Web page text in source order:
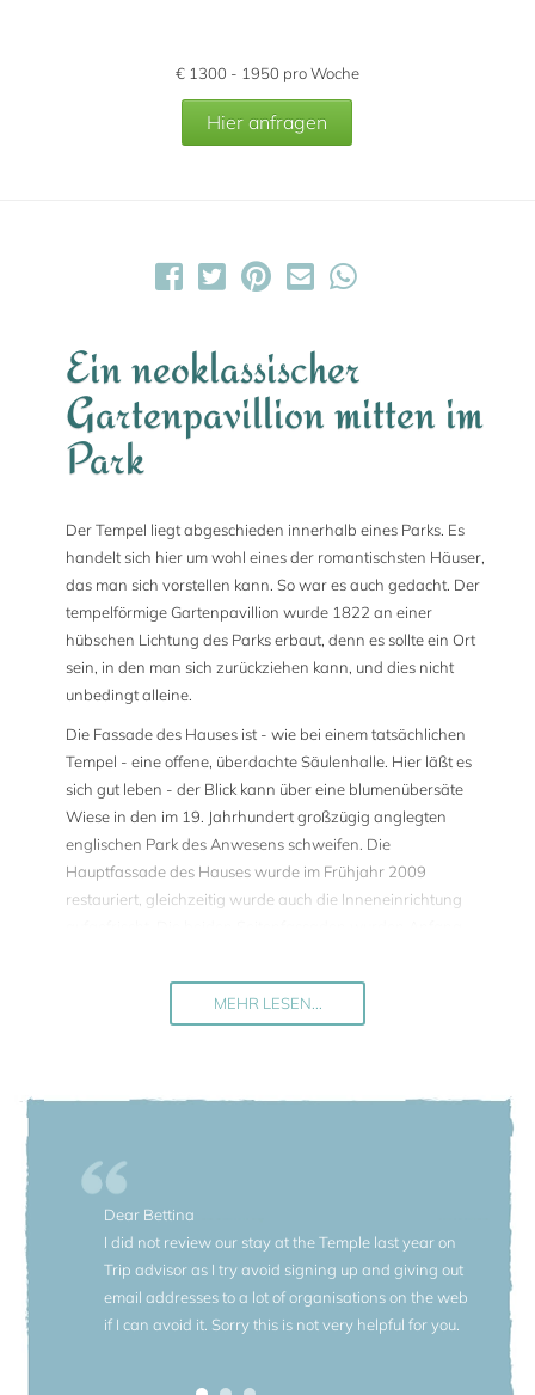
€ 1300 - 1950 pro Woche
Hier anfragen
Ein neoklassischer
Gartenpavillion mitten im
Park
Der Tempel liegt abgeschieden innerhalb eines Parks. Es
handelt sich hier um wohl eines der romantischsten Häuser,
das man sich vorstellen kann. So war es auch gedacht. Der
tempelförmige Gartenpavillion wurde 1822 an einer
hübschen Lichtung des Parks erbaut, denn es sollte ein Ort
sein, in den man sich zurückziehen kann, und dies nicht
unbedingt alleine.
Die Fassade des Hauses ist - wie bei einem tatsächlichen
Tempel - eine offene, überdachte Säulenhalle. Hier läßt es
sich gut leben - der Blick kann über eine blumenübersäte
Wiese in den im 19. Jahrhundert großzügig anglegten
englischen Park des Anwesens schweifen. Die
Hauptfassade des Hauses wurde im Frühjahr 2009
restauriert, gleichzeitig wurde auch die Inneneinrichtung
etwas isoliert inmitten des Parks liegt.
Die Gäste sind herzlich willkommen, den Pool des Golfclubs
belebten Zentren des Veneto, Venedig oder Padua, über die
gemütliche Landstraße, fühlt man sich alsbald wie in einer
anderen Welt. Langsam enthüllt das Gut seine Vorzüge, die
da heißen: Eleganz, Natur, Einklang, Duft, Weite, Wonne,
Schönheit. Das Landgut ist malerisch in ein Tal der
Euganeischen Hügellandschaft eingebettet. Seit gut 700
MEHR LESEN...
Dear Bettina
I did not review our stay at the Temple last year on
Trip advisor as I try avoid signing up and giving out
email addresses to a lot of organisations on the web
if I can avoid it. Sorry this is not very helpful for you.